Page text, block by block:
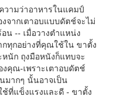
วามว่าอาหารในแคมป์
จากเตาอบแบบดัตช์จะไม่
น -- เมื่อวางตำแหน่ง
กทุกอย่างที่คุณใช้ใน ขาตั้ง
หนัก ถุงมือหนังก็แทบจะ
คุณ-เพราะเตาอบดัตช์
มากๆ นั้นอาจเป็น
ช้ที่แข็งแรงและดี - ขาตั้ง